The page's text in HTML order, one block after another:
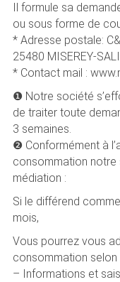
Il formule sa
ou sous forme de
* Adresse postale:
25480 MISEREY-
* Contact mail :
❶ Notre société
de traiter toute
3 semaines.
❷ Conformément à
consommation notre
médiation :
Si le différend
mois,
Vous pourrez vous
consommation
– Informations et